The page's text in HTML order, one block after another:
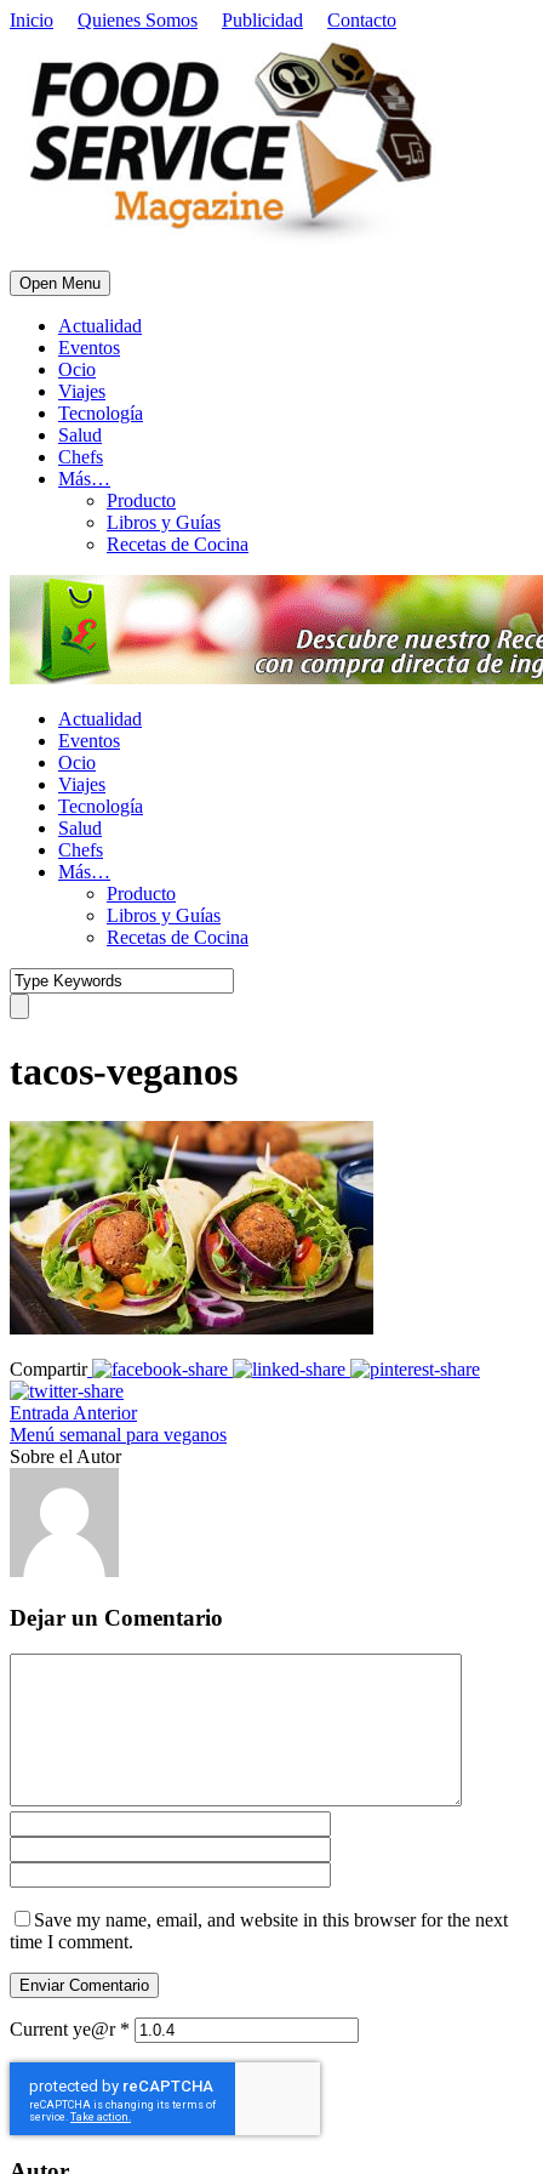
Inicio Quienes Somos Publicidad Contacto
Open Menu
Actualidad
Eventos
Ocio
Viajes
Tecnología
Salud
Chefs
Más…
Producto
Libros y Guías
Recetas de Cocina
Actualidad
Eventos
Ocio
Viajes
Tecnología
Salud
Chefs
Más…
Producto
Libros y Guías
Recetas de Cocina
tacos-veganos
Compartir
Entrada Anterior
Menú semanal para veganos
Sobre el Autor
Dejar un Comentario
Save my name, email, and website in this browser for the next
time I comment.
Current ye@r *